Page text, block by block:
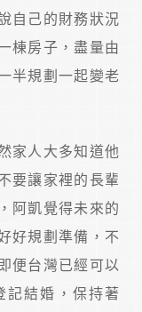
自己的財務狀況
棟房子，盡量由
半規劃一起變老
家人大多知道他
要讓家裡的長輩
阿凱覺得未來的
好規劃準備，不
便台灣已經可以
記結婚，保持著